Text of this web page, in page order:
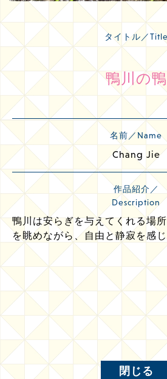
タイトル／Title
鴨川の鴨
名前／Name
Chang Jie
作品紹介／
Description
鴨川は安らぎを与えてくれる場
を眺めながら、自由と静寂を感
閉じる